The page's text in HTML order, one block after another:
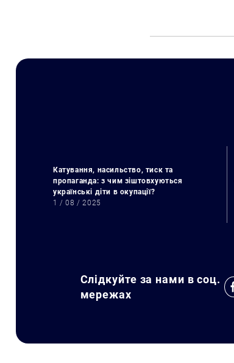
Катування, насильство, тиск та
пропаганда: з чим зіштовхуються
українські діти в окупації?
1 / 08 / 2025
Слідкуйте за нами в соц.
мережах